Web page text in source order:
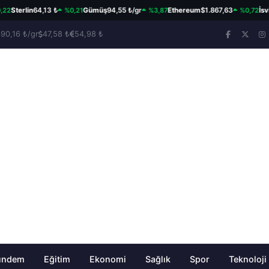
64,13 ₺ %0,21Gümüş94,55 ₺/gr %3,87Ethereum$1.867,63 %0,72İsviçre
₺/gr 47,58 ₺ 54,98 ₺
Eğitim Ekonomi Sağlık Spor Teknoloji